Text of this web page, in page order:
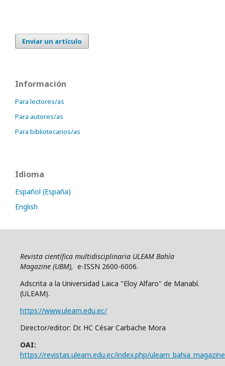
Enviar un artículo
Información
Para lectores/as
Para autores/as
Para bibliotecarios/as
Idioma
Español (España)
English
Revista científica multidisciplinaria ULEAM Bahía
Magazine (UBM), e-ISSN 2600-6006.
Adscrita a la Universidad Laica "Eloy Alfaro" de Manabí.
(ULEAM).
https://www.uleam.edu.ec/
Director/editor: Dr. HC César Carbache Mora
OAI:
https://revistas.uleam.edu.ec/index.php/